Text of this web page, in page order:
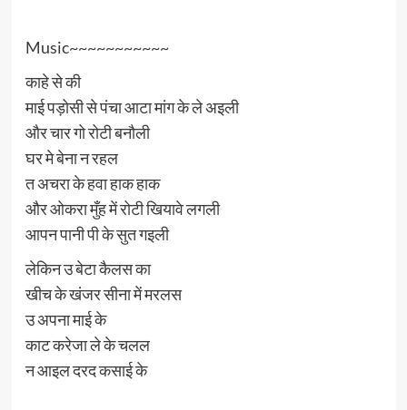
Music~~~~~~~~~~~
काहे से की
माई पड़ोसी से पंचा आटा मांग के ले अइली
और चार गो रोटी बनौली
घर मे बेना न रहल
त अचरा के हवा हाक हाक
और ओकरा मुँह में रोटी खियावे लगली
आपन पानी पी के सुत गइली
लेकिन उ बेटा कैलस का
खीच के खंजर सीना में मरलस
उ अपना माई के
काट करेजा ले के चलल
न आइल दरद कसाई के